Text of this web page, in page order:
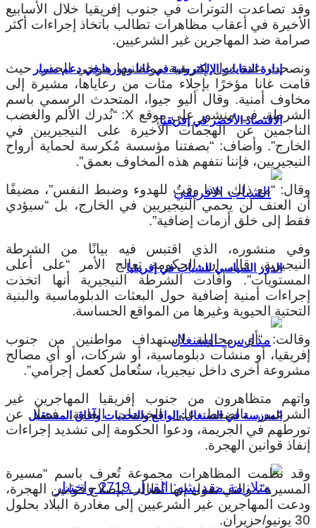
إدارة النفايات الإلكترونية في غانا ودورها في دعم مسار
الاقتصاد الأخضر في إفريقيا
الدور السياسي للشباب في إفريقيا
المدرسة في السنغال: الواقع والتحديات وآفاق المستقبل
وقد تصاعدت التوترات في جنوب إفريقيا خلال الأسابيع
الأخيرة في أعقاب مظاهرات تطالب باتخاذ إجراءات أكثر
صرامة ضد المهاجرين غير الشرعيين.
ونصحت عدة دول إفريقية مواطنيها بتوخي الحذر، حيث
قامت غانا مؤخرًا بإجلاء مئات من رعاياها، مشيرة إلى
مخاوف أمنية. وقال أليو جيوا، المتحدث الرسمي باسم
الشرطة، في منشور على موقع X: “نُدرك الألم والغضب
الناجمين عن الهجمات الأخيرة على النيجيريين في
الخارج”. وأضاف: “بصفتنا مؤسسة مُكرسة لحماية أرواح
النيجيريين، فإننا نتفهم هذه المخاوف بعمق”.
وقال: “مع ذلك، هذا وقتٌ للهدوء وضبط النفس”، مضيفًا
أن العنف لن يحمي النيجيريين في الخارج، بل “سيؤدي
فقط إلى خلق أزمات إضافية”.
وفي منشوره، الذي اقتبس فيه بيانًا من الشرطة
النيجيرية، قال إن الحكومة تعالج الأمر “على أعلى
المستويات”. وأفادت الشرطة النيجيرية أنها اتخذت
إجراءات أمنية إضافية حول البعثات الدبلوماسية والبنية
التحتية الحيوية وغيرها من المواقع الحساسة.
وقالت: “أي محاولة لاستهداف مواطنين من جنوب
إفريقيا، أو منشآت دبلوماسية، أو شركات، أو أي مصالح
مشروعة أخرى داخل نيجيريا، ستُعامل كعمل إجرامي”.
واتهم متظاهرون من جنوب إفريقيا المهاجرين غير
الشرعيين بالضغط على الخدمات العامة، فضلًا عن
تورطهم في الجريمة، ودعوا الحكومة إلى تشديد إجراءات
إنفاذ قوانين الهجرة.
وقد نظمت المظاهرات مجموعة تُعرف باسم “مسيرة
المسيرة”، والتي تقول إنها تُطالب بإصلاح قوانين الهجرة،
ودعت المهاجرين غير الشرعيين إلى مغادرة البلاد بحلول
30 يونيو/حزيران.